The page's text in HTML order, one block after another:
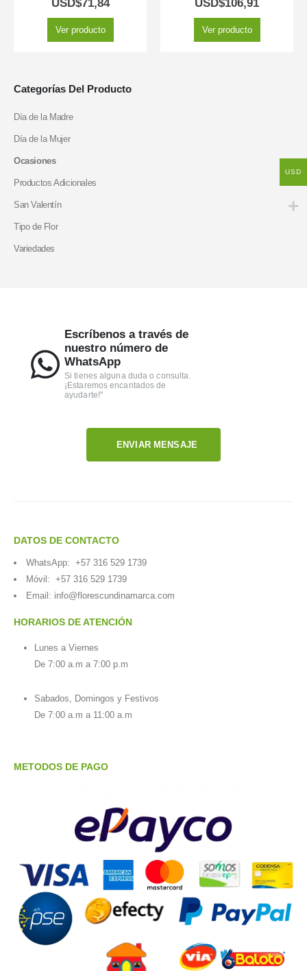
USD$71,84
Ver producto
USD$106,91
Ver producto
Categorías Del Producto
Día de la Madre
Día de la Mujer
Ocasiones
Productos Adicionales
San Valentín
Tipo de Flor
Variedades
Escríbenos a través de
nuestro número de
WhatsApp
Si tienes alguna duda o consulta.
¡Estaremos encantados de
ayudarte!"
ENVIAR MENSAJE
DATOS DE CONTACTO
WhatsApp: +57 316 529 1739
Móvil: +57 316 529 1739
Email: info@florescundinamarca.com
HORARIOS DE ATENCIÓN
Lunes a Viernes
De 7:00 a.m a 7:00 p.m
Sabados, Domingos y Festivos
De 7:00 a.m a 11:00 a.m
METODOS DE PAGO
USD